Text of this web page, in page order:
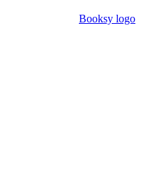
Booksy logo